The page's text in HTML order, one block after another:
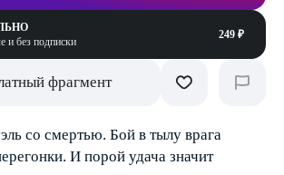
и без подписки
249 ₽
фрагмент
со смертью. Бой в тылу врага
И порой удача значит